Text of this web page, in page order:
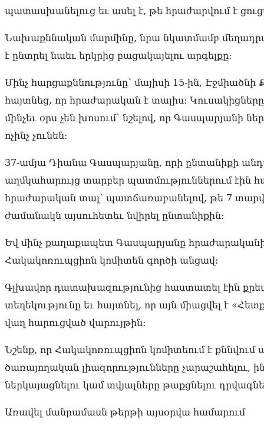
պատասխանելուց եւ ասել է, թե հրաժարվում է
Նախաքննական մարմինը, նրա նկատմամբ
է ընտրել նաեւ երկրից բացակայելու արգելքը:
Մինչ հարցաքննությունը՝ մայիսի 15-ին,
հայտնեց, որ հրաժարական է տալիս։
մինչեւ օրս չեն խոսում՝ նշելով, որ Գասպարյանի
ոչինչ չունեն:
37-ամյա Դիանա Գասպարյանը, որի ընտանիքի
աղմկահարույց տարբեր պատմություններում էին
հրաժարական տալ՝ պատճառաբանելով, թե 7
ժամանակն այսուհետեւ նվիրել ընտանիքին:
Եվ մինչ քաղաքապետ Գասպարյանը
Հակակոռուպցիոն կոմիտեն գործի անցավ:
Գլխավոր դատախազությունից հաստատել էին
տեղեկությունը եւ հայտնել, որ այն միացվել է
վաղ հարուցված վարույթին:
Նշենք, որ Հակակոռուպցիոն կոմիտեում է
ծառայողական լիազորությունները չարաշահելու,
ներկայացնելու կամ տվյալները թաքցնելու
Առավել մանրամասն թերթի այսօրվա համարում